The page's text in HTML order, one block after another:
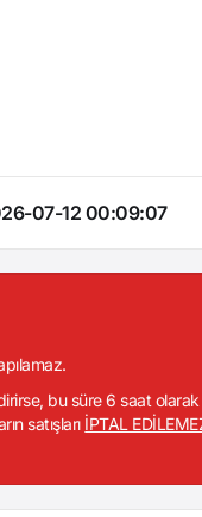
07-12 00:09:07
bu süre 6 saat
satışları İPTAL